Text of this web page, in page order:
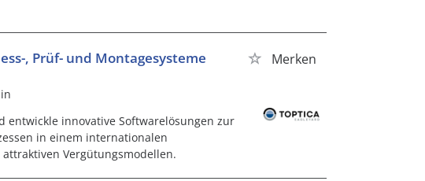
, Prüf- und Montagesysteme Merken
entwickle innovative Softwarelösungen zur
in einem internationalen
Vergütungsmodellen.